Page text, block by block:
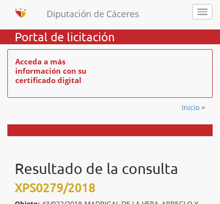
Portal de licitación
Acceda a más
información con su
certificado digital
Inicio >
Resultado de la consulta
XPS0279/2018